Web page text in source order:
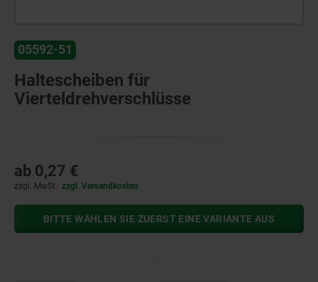
05592-51
Haltescheiben für
Vierteldrehverschlüsse
ab 0,27 €
zzgl. MwSt. zzgl. Versandkosten
BITTE WÄHLEN SIE ZUERST EINE VARIANTE AUS